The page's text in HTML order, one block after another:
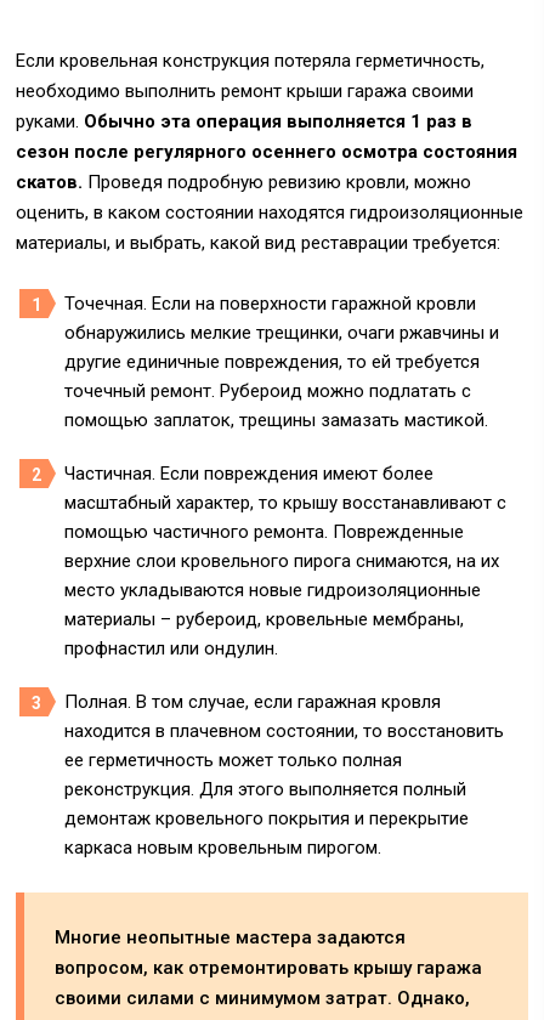
Если кровельная конструкция потеряла герметичность,
необходимо выполнить ремонт крыши гаража своими
руками. Обычно эта операция выполняется 1 раз в
сезон после регулярного осеннего осмотра состояния
скатов. Проведя подробную ревизию кровли, можно
оценить, в каком состоянии находятся гидроизоляционные
материалы, и выбрать, какой вид реставрации требуется:
Точечная. Если на поверхности гаражной кровли
обнаружились мелкие трещинки, очаги ржавчины и
другие единичные повреждения, то ей требуется
точечный ремонт. Рубероид можно подлатать с
помощью заплаток, трещины замазать мастикой.
Частичная. Если повреждения имеют более
масштабный характер, то крышу восстанавливают с
помощью частичного ремонта. Поврежденные
верхние слои кровельного пирога снимаются, на их
место укладываются новые гидроизоляционные
материалы – рубероид, кровельные мембраны,
профнастил или ондулин.
Полная. В том случае, если гаражная кровля
находится в плачевном состоянии, то восстановить
ее герметичность может только полная
реконструкция. Для этого выполняется полный
демонтаж кровельного покрытия и перекрытие
каркаса новым кровельным пирогом.
Многие неопытные мастера задаются
вопросом, как отремонтировать крышу гаража
своими силами с минимумом затрат. Однако,